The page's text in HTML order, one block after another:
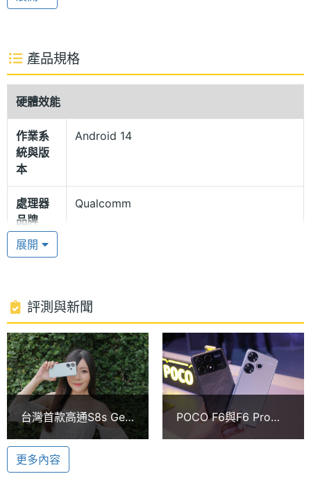
見手機螢幕畫面。通過德國萊茵 TÜV Rheinland 低藍
IP64 生活防水
POCO F6 的相機模組採用充滿活力和衝擊力的三角形
排列，機身除了配備雙揚聲器外，更具備 IP64 生活防
水等級，搭配正面螢幕覆蓋的康寧大猩猩 Victus 玻
璃，提供一定的保護能力。內建螢幕下指紋辨識，可
實現快速、安全的手機解鎖體驗，支援空中手勢控制
功能，強化日常手機操作能力。
高通驍龍 8s Gen 3
核心處理器，特別導入環形冷泵的 LiquidCool 水冷技
術 4.0，升級狂暴引擎 3.0，好讓用戶在激烈的遊戲對
戰中也能保持涼爽精神。內建 12GB RAM／512GB
ROM ，支援 5G + 5G 雙卡雙待，提供 Wi-Fi 6、藍牙
5.4、紅外線遙控功能、NFC；配備 5,000mAh 電
池，支援 90W 超級快充。
5,000 萬畫素三鏡頭
POCO F6 後置三鏡頭主相機，分別為 5,000 萬畫素
產品規格
硬體效能
作業系
統與版
本
Android 14
處理器
品牌
Qualcomm
處理器
處理器
時脈
3.0+2.8+2.0 GHz
處理器
核心數
8
圖形處
理器
Adreno 735
RAM記
憶體
展開
評測與新聞
台灣首款高通S8s Gen
3上市手機 POCO F6
開箱跑分實測
POCO F6與F6 Pro杜
拜發表直擊、規格比較
更多內容